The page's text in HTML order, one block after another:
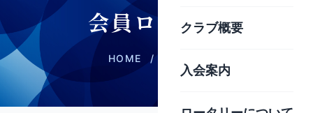
クラブ概要
入会案内
会員ログイン
HOME /